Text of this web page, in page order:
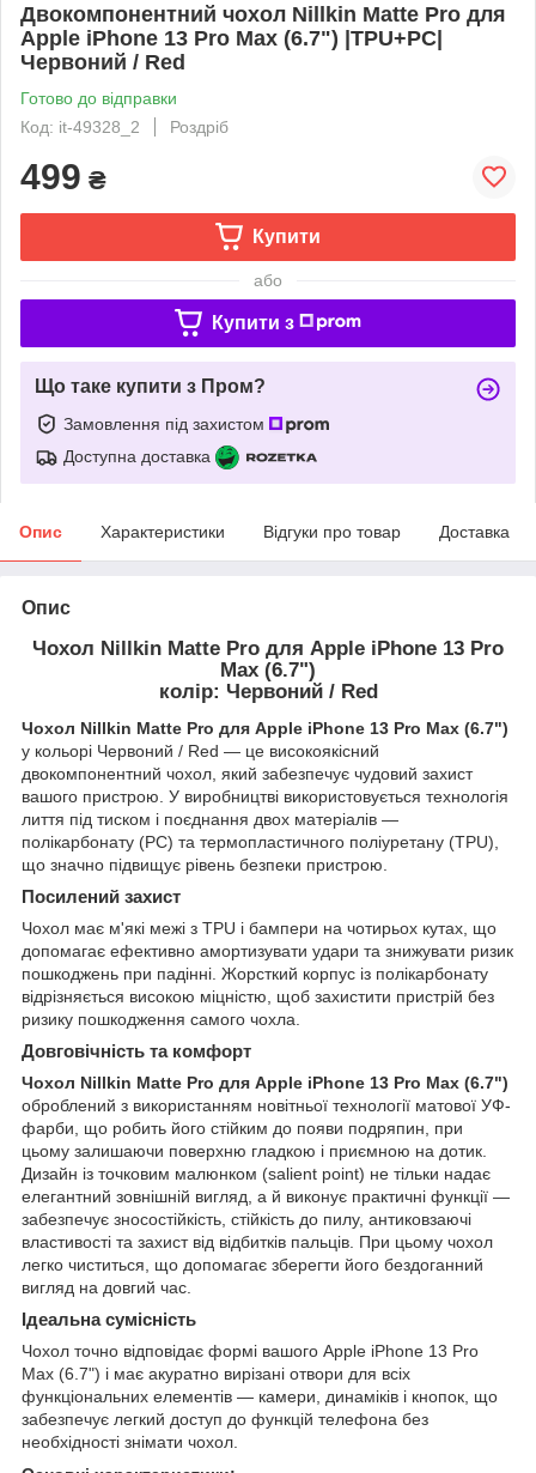
Двокомпонентний чохол Nillkin Matte Pro для
Apple iPhone 13 Pro Max (6.7") |TPU+PC|
Червоний / Red
Готово до відправки
Код: it-49328_2
Роздріб
499 ₴
Купити
або
Купити з
Що таке купити з Пром?
Замовлення під захистом
Доступна доставка
Опис Характеристики Відгуки про товар Доставка
Опис
Чохол Nillkin Matte Pro для Apple iPhone 13 Pro
Max (6.7")
колір: Червоний / Red
Чохол Nillkin Matte Pro для Apple iPhone 13 Pro Max (6.7")
у кольорі Червоний / Red — це високоякісний
двокомпонентний чохол, який забезпечує чудовий захист
вашого пристрою. У виробництві використовується технологія
лиття під тиском і поєднання двох матеріалів —
полікарбонату (PC) та термопластичного поліуретану (TPU),
що значно підвищує рівень безпеки пристрою.
Посилений захист
Чохол має м'які межі з TPU і бампери на чотирьох кутах, що
допомагає ефективно амортизувати удари та знижувати ризик
пошкоджень при падінні. Жорсткий корпус із полікарбонату
відрізняється високою міцністю, щоб захистити пристрій без
ризику пошкодження самого чохла.
Довговічність та комфорт
Чохол Nillkin Matte Pro для Apple iPhone 13 Pro Max (6.7")
оброблений з використанням новітньої технології матової УФ-
фарби, що робить його стійким до появи подряпин, при
цьому залишаючи поверхню гладкою і приємною на дотик.
Дизайн із точковим малюнком (salient point) не тільки надає
елегантний зовнішній вигляд, а й виконує практичні функції —
забезпечує зносостійкість, стійкість до пилу, антиковзаючі
властивості та захист від відбитків пальців. При цьому чохол
легко чиститься, що допомагає зберегти його бездоганний
вигляд на довгий час.
Ідеальна сумісність
Чохол точно відповідає формі вашого Apple iPhone 13 Pro
Max (6.7") і має акуратно вирізані отвори для всіх
функціональних елементів — камери, динаміків і кнопок, що
забезпечує легкий доступ до функцій телефона без
необхідності знімати чохол.